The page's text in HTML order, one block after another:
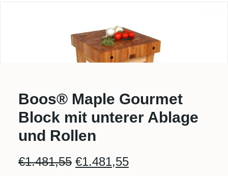
Boos® Maple Gourmet
Block mit unterer Ablage
und Rollen
€1.481,55 Ursprünglicher
€1.481,55Aktueller